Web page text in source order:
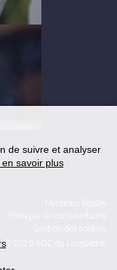
© 2026 AOC du Languedoc
de suivre et analyser
savoir plus